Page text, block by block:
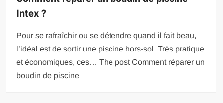
Intex ?
Pour se rafraîchir ou se détendre quand il fait beau,
l’idéal est de sortir une piscine hors-sol. Très pratique
et économiques, ces… The post Comment réparer un
boudin de piscine